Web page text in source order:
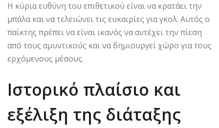
Η κύρια ευθύνη του επιθετικού είναι να κρατάει την
μπάλα και να τελειώνει τις ευκαιρίες για γκολ. Αυτός ο
παίκτης πρέπει να είναι ικανός να αντέχει την πίεση
από τους αμυντικούς και να δημιουργεί χώρο για τους
ερχόμενους μέσους.
Ιστορικό πλαίσιο και
εξέλιξη της διάταξης